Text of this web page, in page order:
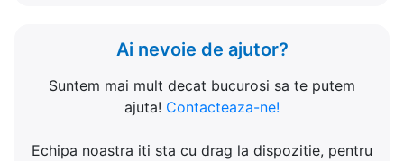
Ai nevoie de ajutor?
Suntem mai mult decat bucurosi sa te putem
ajuta! Contacteaza-ne!
Echipa noastra iti sta cu drag la dispozitie, pentru